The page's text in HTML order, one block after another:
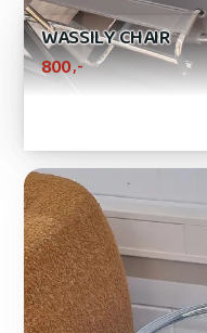
WASSILY CHAIR
800,-